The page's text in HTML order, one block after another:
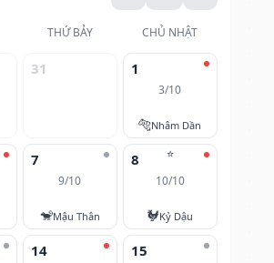
THỨ BẢY CHỦ NHẬT
31 1
3/10
🐅Nhâm Dần
7
9/10
🐒Mậu Thân
⭐
8
10/10
🐓Kỷ Dậu
14 15